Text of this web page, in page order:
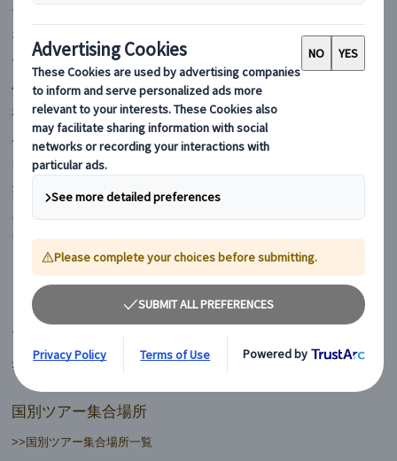
ギリシャ
オーストリア
チェコ
ハンガリー
ポーランド
ルーマニア
クロアチア
オランダ
フィンランド
ヨーロッパ周遊ランドクルーズ
マイバス日本語ツアーデスク
>>日本語ツアーデスク一覧
国別ツアー集合場所
>>国別ツアー集合場所一覧